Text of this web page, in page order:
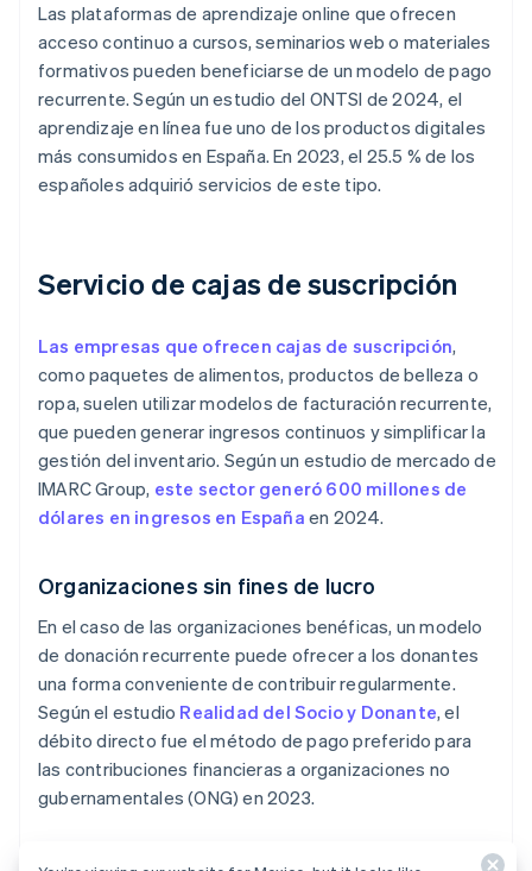
Las plataformas de aprendizaje online que ofrecen
acceso continuo a cursos, seminarios web o materiales
formativos pueden beneficiarse de un modelo de pago
recurrente. Según un estudio del ONTSI de 2024, el
aprendizaje en línea fue uno de los productos digitales
más consumidos en España. En 2023, el 25.5 % de los
españoles adquirió servicios de este tipo.
Servicio de cajas de suscripción
Las empresas que ofrecen cajas de suscripción,
como paquetes de alimentos, productos de belleza o
ropa, suelen utilizar modelos de facturación recurrente,
que pueden generar ingresos continuos y simplificar la
gestión del inventario. Según un estudio de mercado de
IMARC Group, este sector generó 600 millones de
dólares en ingresos en España en 2024.
Organizaciones sin fines de lucro
En el caso de las organizaciones benéficas, un modelo
de donación recurrente puede ofrecer a los donantes
una forma conveniente de contribuir regularmente.
Según el estudio Realidad del Socio y Donante, el
débito directo fue el método de pago preferido para
las contribuciones financieras a organizaciones no
gubernamentales (ONG) en 2023.